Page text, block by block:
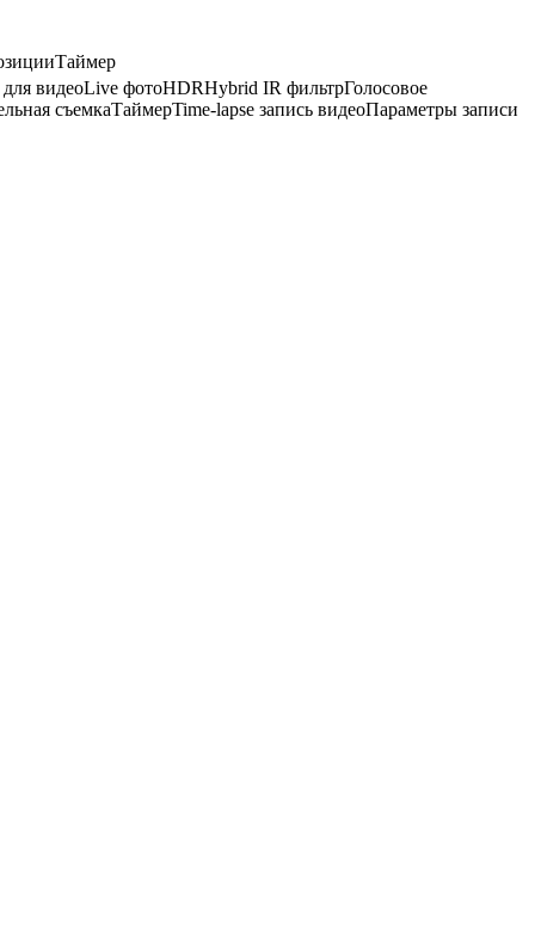
Таймер
видеоLive фотоHDRHybrid IR фильтрГолосовое
съемкаТаймерTime-lapse запись видеоПараметры записи